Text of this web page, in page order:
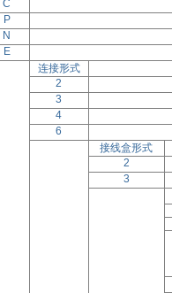
C
P
N
E
连接形式
2
3
4
6
接线盒形式
2
3